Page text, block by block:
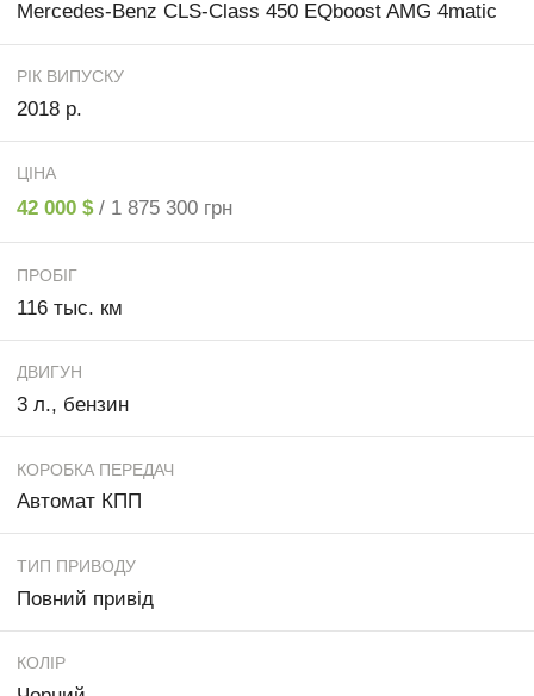
Mercedes-Benz CLS-Class 450 EQboost AMG 4matic
РІК ВИПУСКУ
2018 р.
ЦІНА
42 000 $ / 1 875 300 грн
ПРОБІГ
116 тыс. км
ДВИГУН
3 л., бензин
КОРОБКА ПЕРЕДАЧ
Автомат КПП
ТИП ПРИВОДУ
Повний привід
КОЛІР